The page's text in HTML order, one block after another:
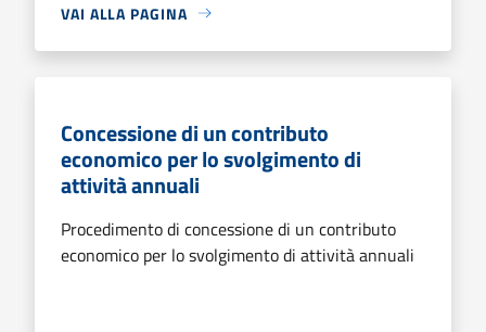
VAI ALLA PAGINA
Concessione di un contributo
economico per lo svolgimento di
attività annuali
Procedimento di concessione di un contributo
economico per lo svolgimento di attività annuali